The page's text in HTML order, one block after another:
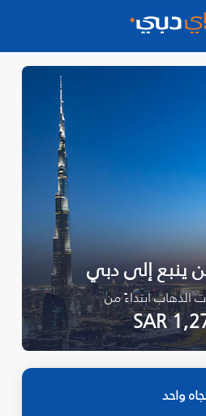
ينبع إلى دبي
الذهاب ابتداءً من
واحد